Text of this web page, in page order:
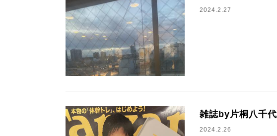
2024.2.27
雑誌by片桐八千代
2024.2.26